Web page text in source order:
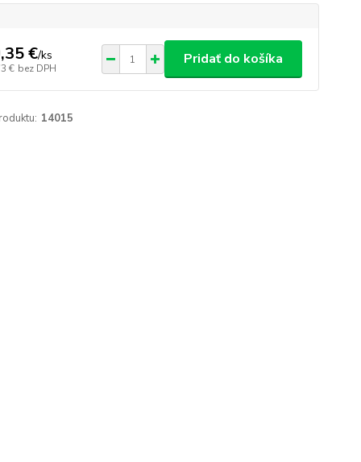
€/ks
€ bez DPH
Pridať do košíka
14015